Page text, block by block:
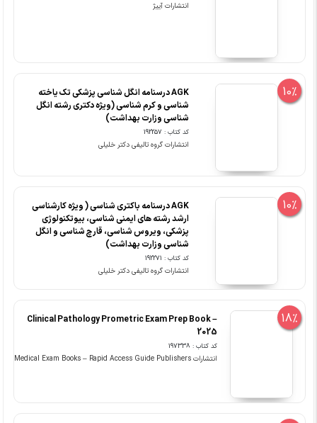
انتشارات آییژ
10%
AGK درسنامه انگل شناسی پزشکی تک یاخته
شناسی و کرم شناسی (ویژه دکتری رشته انگل
شناسی وزارت بهداشت)
کد کتاب : 192257
انتشارات گروه تالیفی دکتر خلیلی
10%
AGK درسنامه باکتری شناسی ( ویژه کارشناسی
ارشد رشته های ایمنی شناسی، بیوتکنولوژی
پزشکی، ویروس شناسی، قارچ شناسی و انگل
شناسی وزارت بهداشت)
کد کتاب : 192271
انتشارات گروه تالیفی دکتر خلیلی
18%
Clinical Pathology Prometric Exam Prep Book –
2025
کد کتاب : 197338
انتشارات Medical Exam Books – Rapid Access Guide Publishers